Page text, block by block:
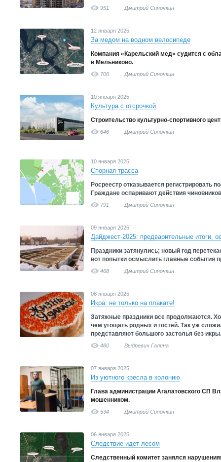
951 Дмитрий Синочкин
12 января 2025
За медом на водном велосипеде
Компания «Карельский мед» судится с
в Мельниково.
706 Дмитрий Синочкин
10 января 2025
Культура с отсрочкой
Строительство культурно-спортивного
646 Дмитрий Синочкин
10 января 2025
Спорная трасса
Росреестр отказывается регистрировать
Граждане оспаривают действия
791 Дмитрий Синочкин
09 января 2025
Дайджест-2025: предварительные итоги,
Праздники затянулись; новый год
вот попытки осмыслить главные события
468 Дмитрий Синочкин
08 января 2025
Икра: не только на плакате!
Затяжные праздники все продолжаются.
чем угощать родных и гостей. Так уж
представляют большого застолья без икры.
480 Выдревич Галина
07 января 2025
Из уютного кресла в колонию
Глава администрации Агалатовского СП
мошенником.
534 Дмитрий Синочкин
06 января 2025
Следствие идет лесом
Следственный комитет занялся